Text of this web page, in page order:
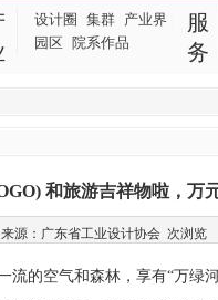
设计圈 集群| 产业界
园区 院系作品
服
务
和旅游吉祥物啦，万
来源：广东省工业设计协会 次浏览
流的空气和森林，享有“万绿